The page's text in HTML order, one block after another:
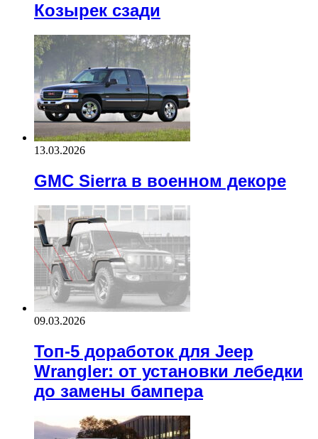
Козырек сзади
13.03.2026
GMC Sierra в военном декоре
09.03.2026
Топ-5 доработок для Jeep
Wrangler: от установки лебедки
до замены бампера